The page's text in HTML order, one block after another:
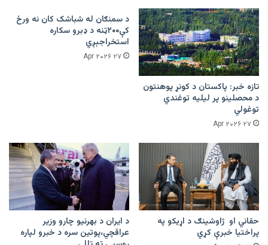
تازه خبر: پاکستان د کونړ پوهنتون
د محصلینو پر لیلیه توغندي
توغولي
۲۷ Apr ۲۰۲۶
د سمنګان له شباشک کان نه ورځ
کې۲۰۰ټنه د ډبرو سکاره
استخراجېږي
۲۷ Apr ۲۰۲۶
حقاني او ژاوشینګ د اړیکو په
پراختیا خبرې کړي
د ایران د بهرنیو چارو وزیر
عراقچي،پوتین سره د خبرو لپاره